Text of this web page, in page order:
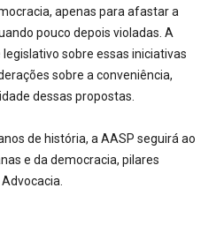
apenas para afastar a
pouco depois violadas. A
sobre essas iniciativas
sobre a conveniência,
dessas propostas.
de história, a AASP seguirá ao
e da democracia, pilares